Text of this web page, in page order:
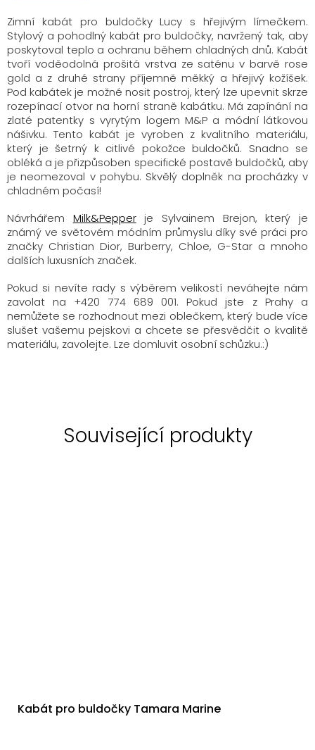
Související produkty
Kabát pro buldočky Tamara Marine
Zimní kabát pro buldočky Lucy s hřejivým límečkem.
Stylový a pohodlný kabát pro buldočky, navržený tak, aby
poskytoval teplo a ochranu během chladných dnů. Kabát
tvoří voděodolná prošitá vrstva ze saténu v barvě rose
gold a z druhé strany příjemně měkký a hřejivý kožíšek.
Pod kabátek je možné nosit postroj, který lze upevnit skrze
rozepínací otvor na horní straně kabátku. Má zapínání na
zlaté patentky s vyrytým logem M&P a módní látkovou
nášivku. Tento kabát je vyroben z kvalitního materiálu,
který je šetrný k citlivé pokožce buldočků. Snadno se
obléká a je přizpůsoben specifické postavě buldočků, aby
je neomezoval v pohybu. Skvělý doplněk na procházky v
chladném počasí!
Návrhářem Milk&Pepperje Sylvainem Brejon, který je
známý ve světovém módním průmyslu díky své práci pro
značky Christian Dior, Burberry, Chloe, G-Star a mnoho
dalších luxusních značek.
Pokud si nevíte rady s výběrem velikostí neváhejte nám
zavolat na +420 774 689 001. Pokud jste z Prahy a
nemůžete se rozhodnout mezi oblečkem, který bude více
slušet vašemu pejskovi a chcete se přesvědčit o kvalitě
materiálu, zavolejte. Lze domluvit osobní schůzku.:)